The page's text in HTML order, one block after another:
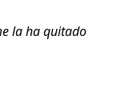
la ha quitado